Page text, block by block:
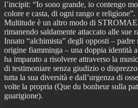
l’incipit: “Io sono grande, io contengo
colore e casta, di ogni rango e religione”.
Multitude è un altro modo di
rimanendo saldamente attaccato alle sue
Innato “alchimista” degli opposti – padre
origine fiamminga – una doppia identità
ha imparato a risolvere attraverso la
di testimoniare senza giudizio o
tutta la sua diversità e dall’urgenza di
volte la propria (Que du bonheur sulla
guarigione).